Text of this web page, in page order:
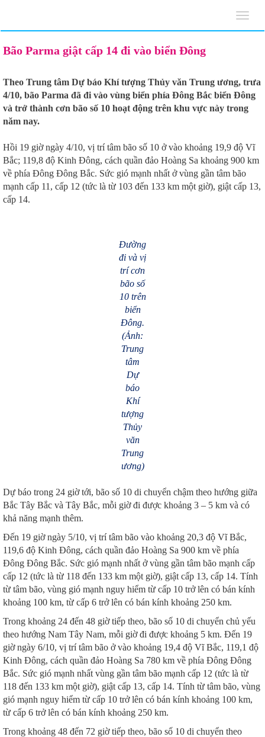
Bão Parma giật cấp 14 đi vào biển Đông
Theo Trung tâm Dự báo Khí tượng Thủy văn Trung ương, trưa
4/10, bão Parma đã đi vào vùng biển phía Đông Bắc biển Đông
và trở thành cơn bão số 10 hoạt động trên khu vực này trong
năm nay.
Hồi 19 giờ ngày 4/10, vị trí tâm bão số 10 ở vào khoảng 19,9 độ Vĩ
Bắc; 119,8 độ Kinh Đông, cách quần đảo Hoàng Sa khoảng 900 km
về phía Đông Đông Bắc. Sức gió mạnh nhất ở vùng gần tâm bão
mạnh cấp 11, cấp 12 (tức là từ 103 đến 133 km một giờ), giật cấp 13,
cấp 14.
Đường
đi và vị
trí cơn
bão số
10 trên
biển
Đông.
(Ảnh:
Trung
tâm
Dự
báo
Khí
tượng
Thủy
văn
Trung
ương)
Dự báo trong 24 giờ tới, bão số 10 di chuyển chậm theo hướng giữa
Bắc Tây Bắc và Tây Bắc, mỗi giờ đi được khoảng 3 – 5 km và có
khả năng mạnh thêm.
Đến 19 giờ ngày 5/10, vị trí tâm bão vào khoảng 20,3 độ Vĩ Bắc,
119,6 độ Kinh Đông, cách quần đảo Hoàng Sa 900 km về phía
Đông Đông Bắc. Sức gió mạnh nhất ở vùng gần tâm bão mạnh cấp
cấp 12 (tức là từ 118 đến 133 km một giờ), giật cấp 13, cấp 14. Tính
từ tâm bão, vùng gió mạnh nguy hiểm từ cấp 10 trở lên có bán kính
khoảng 100 km, từ cấp 6 trở lên có bán kính khoảng 250 km.
Trong khoảng 24 đến 48 giờ tiếp theo, bão số 10 di chuyển chủ yếu
theo hướng Nam Tây Nam, mỗi giờ đi được khoảng 5 km. Đến 19
giờ ngày 6/10, vị trí tâm bão ở vào khoảng 19,4 độ Vĩ Bắc, 119,1 độ
Kinh Đông, cách quần đảo Hoàng Sa 780 km về phía Đông Đông
Bắc. Sức gió mạnh nhất vùng gần tâm bão mạnh cấp 12 (tức là từ
118 đến 133 km một giờ), giật cấp 13, cấp 14. Tính từ tâm bão, vùng
gió mạnh nguy hiểm từ cấp 10 trở lên có bán kính khoảng 100 km,
từ cấp 6 trở lên có bán kính khoảng 250 km.
Trong khoảng 48 đến 72 giờ tiếp theo, bão số 10 di chuyển theo